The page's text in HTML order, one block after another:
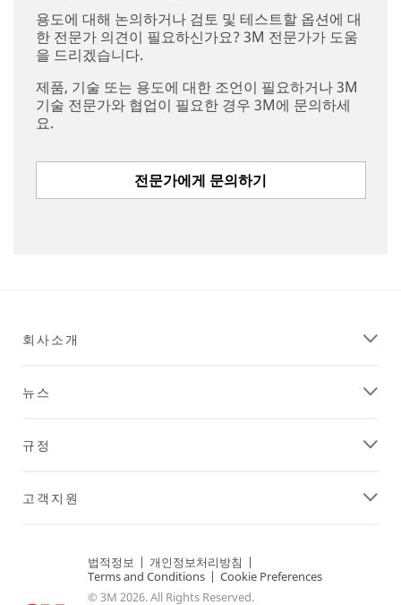
용도에 대해 논의하거나 검토 및 테스트할 옵션에 대
한 전문가 의견이 필요하신가요? 3M 전문가가 도움
을 드리겠습니다.
제품, 기술 또는 용도에 대한 조언이 필요하거나 3M
기술 전문가와 협업이 필요한 경우 3M에 문의하세
요.
전문가에게 문의하기
회사소개
뉴스
규정
고객지원
법적정보 | 개인정보처리방침 |
Terms and Conditions | Cookie Preferences
© 3M 2026. All Rights Reserved.